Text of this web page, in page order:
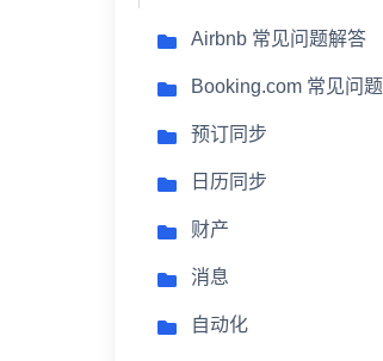
Airbnb 常见问题解答
Booking.com 常见问题
预订同步
日历同步
财产
消息
自动化